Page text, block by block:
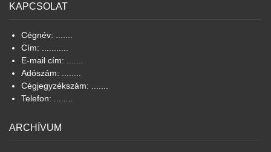
KAPCSOLAT
Cégnév: .......
Cím: ...........
E-mail cím: .......
Adószám: ........
Cégjegyzékszám: .......
Telefon: ........
ARCHÍVUM